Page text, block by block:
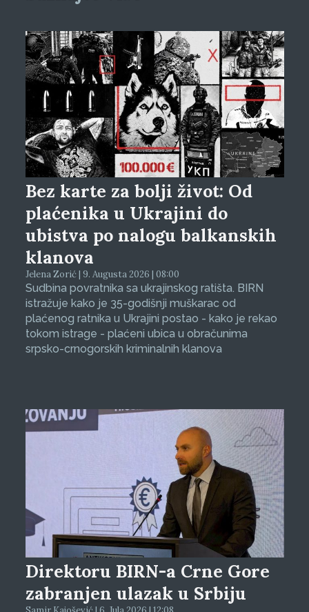
Bez karte za bolji život: Od
plaćenika u Ukrajini do
ubistva po nalogu balkanskih
klanova
Jelena Zorić | 9. Augusta 2026 | 08:00
Sudbina povratnika sa ukrajinskog ratišta. BIRN
istražuje kako je 35-godišnji muškarac od
plaćenog ratnika u Ukrajini postao - kako je rekao
tokom istrage - plaćeni ubica u obračunima
srpsko-crnogorskih kriminalnih klanova
Direktoru BIRN-a Crne Gore
zabranjen ulazak u Srbiju